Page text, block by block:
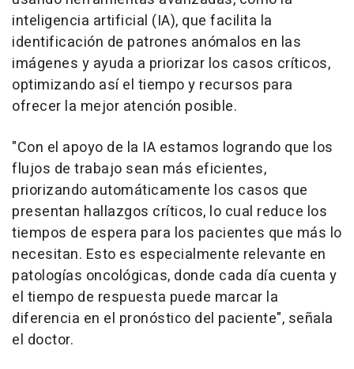
inteligencia artificial (IA), que facilita la
identificación de patrones anómalos en las
imágenes y ayuda a priorizar los casos críticos,
optimizando así el tiempo y recursos para
ofrecer la mejor atención posible.
"Con el apoyo de la IA estamos logrando que los
flujos de trabajo sean más eficientes,
priorizando automáticamente los casos que
presentan hallazgos críticos, lo cual reduce los
tiempos de espera para los pacientes que más lo
necesitan. Esto es especialmente relevante en
patologías oncológicas, donde cada día cuenta y
el tiempo de respuesta puede marcar la
diferencia en el pronóstico del paciente", señala
el doctor.